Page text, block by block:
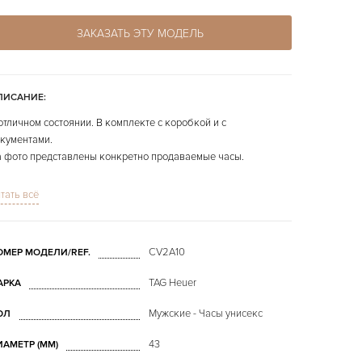
ЗАКАЗАТЬ ЭТУ МОДЕЛЬ
состоянии. В комплекте с коробкой и с
фото представлены конкретно продаваемые часы.
часы по Вашему пожеланию могут быть отполированы
всё
МОДЕЛИ/REF. CV2A10
TAG Heuer
Мужские - Часы унисекс
(MM) 43